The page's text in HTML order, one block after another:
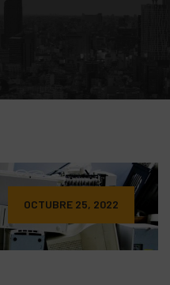
OCTUBRE 25, 2022